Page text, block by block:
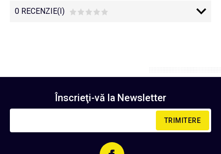
0 RECENZIE(I)
Înscrieţi-vă la Newsletter
TRIMITERE